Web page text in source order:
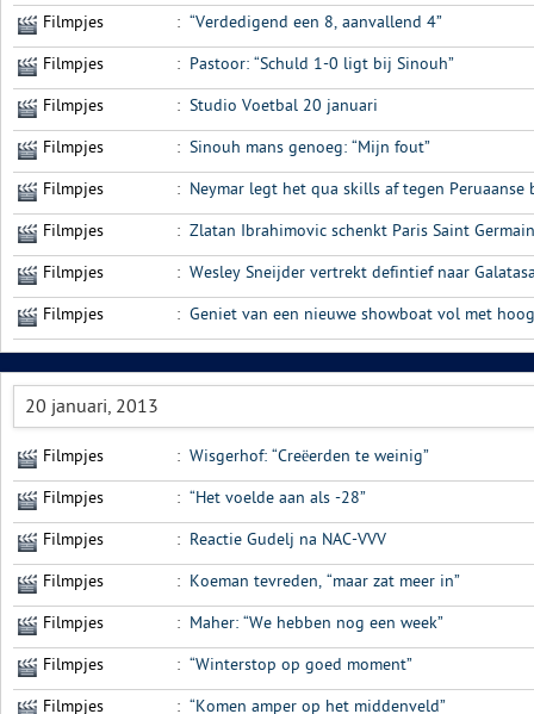
Filmpjes : “Verdedigend een 8, aanvallend 4”
Filmpjes : Pastoor: “Schuld 1-0 ligt bij Sinouh”
Filmpjes : Studio Voetbal 20 januari
Filmpjes : Sinouh mans genoeg: “Mijn fout”
Filmpjes : Neymar legt het qua skills af tegen Peruaanse
Filmpjes : Zlatan Ibrahimovic schenkt Paris Saint
Filmpjes : Wesley Sneijder vertrekt defintief naar
Filmpjes : Geniet van een nieuwe showboat vol met
20 januari, 2013
Filmpjes : Wisgerhof: “Creëerden te weinig”
Filmpjes : “Het voelde aan als -28”
Filmpjes : Reactie Gudelj na NAC-VVV
Filmpjes : Koeman tevreden, “maar zat meer in”
Filmpjes : Maher: “We hebben nog een week”
Filmpjes : “Winterstop op goed moment”
Filmpjes : “Komen amper op het middenveld”